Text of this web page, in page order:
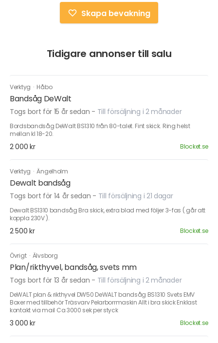
Skapa bevakning
Tidigare annonser till salu
Verktyg · Håbo
Bandsåg DeWalt
Togs bort för 15 år sedan - Till försäljning i 2 månader
Bordsbandsåg DeWalt BS1310 från 80-talet. Fint skick. Ring helst
mellan kl 18-20.
2 000 kr Blocket.se
Verktyg ·Ängelholm
Dewalt bandsåg
Togs bort för 14 år sedan - Till försäljning i 21 dagar
Dewalt BS1310 bandsåg Bra skick, extra blad med följer 3-fas ( går att
koppla 230V ).
2 500 kr Blocket.se
Övrigt · Älvsborg
Plan/rikthyvel, bandsåg, svets mm
Togs bort för 13 år sedan - Till försäljning i 2 månader
DeWALT plan & rikthyvel DW50 DeWALT bandsåg BS1310 Svets EMV
Boxer med tillbehör Träsvarv Pelarborrmaskin Allt i bra skick Enklast
kontakt via mail Ca 3000 sek per styck
3 000 kr Blocket.se